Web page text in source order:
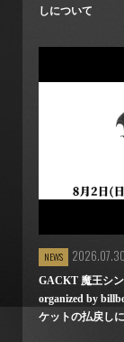
しについて
NEWS 2026.07.30
GACKT 魔王シ
organized by
ケットの払戻し